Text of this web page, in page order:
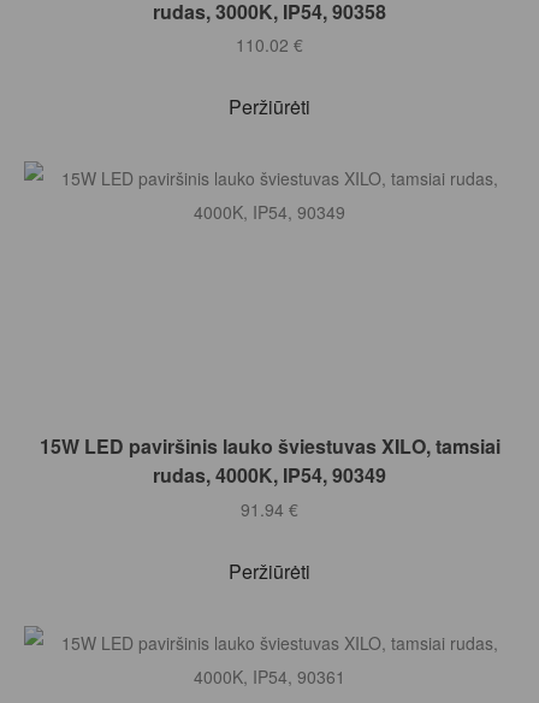
rudas, 3000K, IP54, 90358
110.02 €
Peržiūrėti
Į KREPŠELĮ
15W LED paviršinis lauko šviestuvas XILO, tamsiai
rudas, 4000K, IP54, 90349
91.94 €
Peržiūrėti